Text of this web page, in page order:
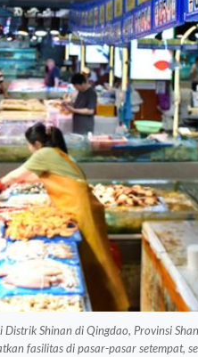
Shinan di Qingdao, Provinsi
fasilitas di pasar-pasar setempat,